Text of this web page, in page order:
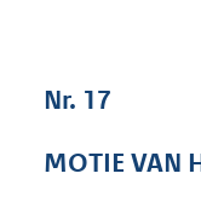
Nr. 17
MOTIE VAN